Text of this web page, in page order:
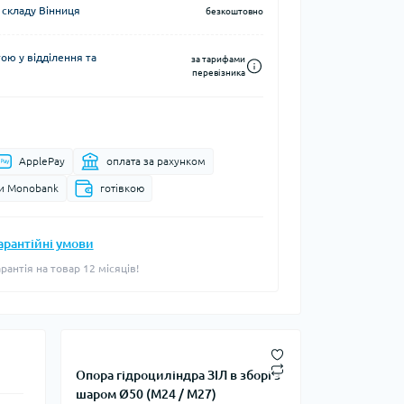
Вінниця безкоштовно
у відділення та
за тарифами
перевізника
ApplePay оплата за рахунком
Monobank готівкою
умови
на товар 12 місяців!
Опора гідроциліндра ЗІЛ в зборі з
шаром Ø50 (М24 / М27)